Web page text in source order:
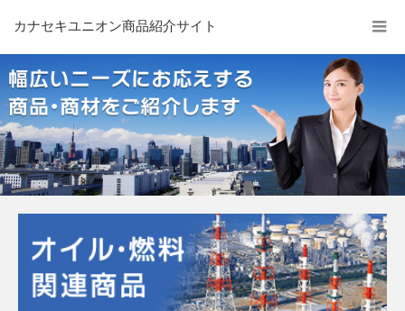
カナセキユニオン商品紹介サイト